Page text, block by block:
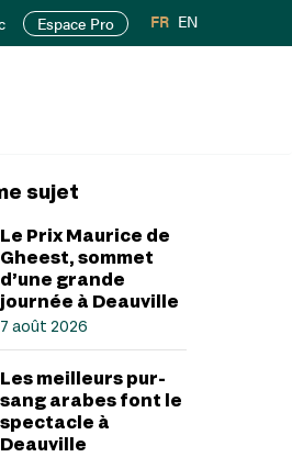
Espace Pro FR EN
sujet
Le Prix Maurice de
Gheest, sommet
d’une grande
journée à Deauville
7 août 2026
Les meilleurs pur-
sang arabes font le
spectacle à
Deauville